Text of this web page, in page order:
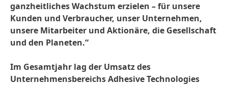
ganzheitliches Wachstum erzielen – für unsere
Kunden und Verbraucher, unser Unternehmen,
unsere Mitarbeiter und Aktionäre, die Gesellschaft
und den Planeten.“
Im Gesamtjahr lag der Umsatz des
Unternehmensbereichs Adhesive Technologies